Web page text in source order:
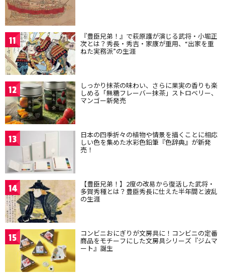
11 『豊臣兄弟！』で萩原護が演じる武将・小堀正
次とは？秀長・秀吉・家康が重用、“出家を重
ねた実務派”の生涯
12 しっかり抹茶の味わい、さらに果実の香りも楽
しめる「無糖フレーバー抹茶」ストロベリー、
マンゴー新発売
13 日本の四季折々の植物や情景を描くことに相応
しい色を集めた水彩色鉛筆『色辞典』が新発
売！
14 【豊臣兄弟！】2度の改易から復活した武将・
多賀秀種とは？豊臣秀長に仕えた半年間と波乱
の生涯
15 コンビニおにぎりが文房具に！コンビニの定番
商品をモチーフにした文房具シリーズ『ジムマ
ート』誕生